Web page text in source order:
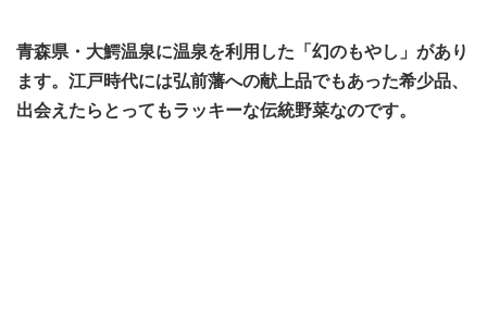
青森県・大鰐温泉に温泉を利用した「幻のもやし」があり
ます。江戸時代には弘前藩への献上品でもあった希少品、
出会えたらとってもラッキーな伝統野菜なのです。